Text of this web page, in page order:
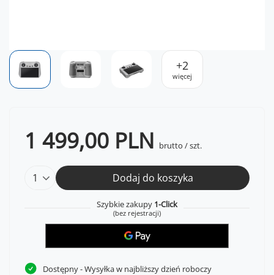
+2
więcej
1 499,00 PLN brutto /szt.
Dodaj do koszyka
Szybkie zakupy 1-Click
(bez rejestracji)
Dostępny- Wysyłka w najbliższy dzień roboczy